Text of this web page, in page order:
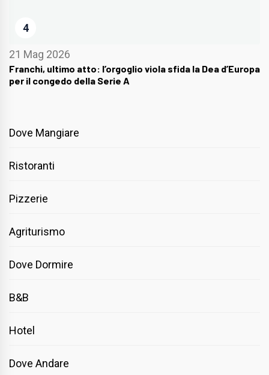
4
21 Mag 2026
Franchi, ultimo atto: l’orgoglio viola sfida la Dea d’Europa
per il congedo della Serie A
Dove Mangiare
Ristoranti
Pizzerie
Agriturismo
Dove Dormire
B&B
Hotel
Dove Andare